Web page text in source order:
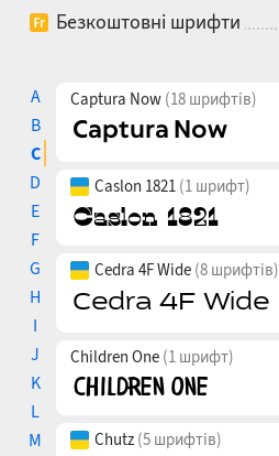
Безкоштовні шрифти
A
B
C
D
E
F
G
H
I
J
K
L
M
Captura Now (18 шрифтів)
Caslon 1821 (1 шрифт)
Cedra 4F Wide (8 шрифтів)
Children One (1 шрифт)
Chutz (5 шрифтів)